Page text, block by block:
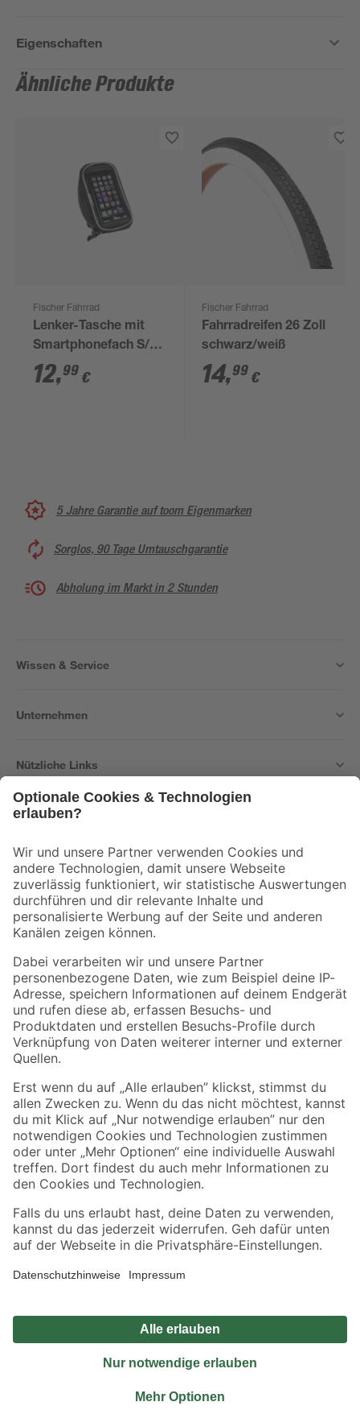
Eigenschaften
Ähnliche Produkte
Fischer Fahrrad
Lenker-Tasche mit
Smartphonefach S/M
schwarz
12,99 €
Fischer Fahrrad
Fahrradreifen 26 Zoll
schwarz/weiß
14,99 €
5 Jahre Garantie auf toom Eigenmarken
Sorglos, 90 Tage Umtauschgarantie
Abholung im Markt in 2 Stunden
Wissen & Service
Unternehmen
Nützliche Links
Der toom Newsletter: Keine Angebote und Aktionen mehr verpassen!
Zur Newsletter Anmeldung
Folge uns
Zahlungsarten Versandarten
Sicher einkaufen
Jetzt die toom-App herunterladen
Alle Preisangaben in EUR inkl. gesetzl. MwSt.. Die dargestellten Angebote sind unter
Umständen nicht in allen Märkten verfügbar. Die angegebenen Verfügbarkeiten beziehen
Produkte nur solange der Vorrat reicht.
*Paketversand ab 59 € versandkostenfrei, gilt nicht für Artikel mit Speditionsversand, hier
Privatsphäre Impressum
Nutzungsbedingungen
Widerrufsrecht
Vertrag widerrufen
© 2026 toom Baumarkt GmbH